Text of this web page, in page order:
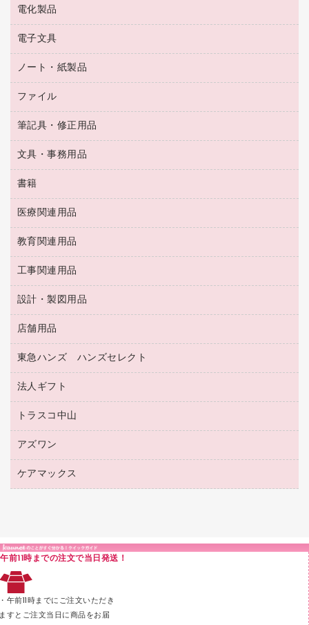
ハンドソープ・石鹸
トイレ用品
トイレ用洗剤
ティッシュペーパー
ダストボックス
タオル・アメニティ用品
スリッパ・サンダル・シューズ
スポーツ・レジャー用品
ゴミ袋
キッチン用品
食品添加物製品
ラミネータ
タイムレコーダー
シュレッダ
ＯＨＰ用品
テレビ・ＡＶ機器
電球・蛍光灯
乾電池・充電池
フィルム・カメラ用品
デスクライト
アルバム
電化製品
掃除機・クリーナー
空調・季節家電
その他電化製品
キッチン・調理家電
ＯＡタップ／延長コード
電子文具
電卓
ラベルテープ
その他電子文具
ノート・紙製品
封筒
伝票
典礼用品
帳簿
額縁
各種用紙
ルーズリーフ
バインダーノート
ファイル
名刺整理用品
板目表紙・綴込表紙
背幅が伸びるファイル
統一伝票用ファイル
収納保存用品
レターファイル
リングファイル
プレゼン用ファイル
フラットファイル
ファイルボックス
パイプ式ファイル
その他ファイル
クリヤーホルダー
クリヤーブック（差替式）
クリヤーブック（固定式）
Ｚ式ファイル
２穴リフィル・２穴インデックス
筆記具・修正用品
万年筆
消しゴム
修正液・修正ペン
修正テープ
鉛筆
マーキングペン（油性）
マーキングペン（水性）
ホワイトボード用マーカー
ボールペン（油性）
ボールペン（ゲルインク）
シャープペンシル用替芯
文具・事務用品
輪ゴム
両面テープ
名札
保管・整理用品
壁面／足元収納
備品／小物ケース
透明テープ 事務用
電話台
接着用品
針なしステープラー
紙めくり
裁断機
印章用品
ラベル類
書籍
パソコンソフト
医療関連用品
保健用品
使い捨て手袋
感染症対策用品
介護用品
医療関連用品
教育関連用品
教育関連用品
工事関連用品
工事関連用品
設計・製図用品
設計・製図用品
店舗用品
店舗運営用品
陳列什器
紙手提げ袋
レジ・ポリ袋
ディスプレイ用品
カウンター／お会計用品
東急ハンズ ハンズセレクト
東急ハンズ
法人ギフト
高島屋
高島屋（食品・飲料）
カウネットギフト（食品・飲料）
トラスコ中山
建築・作業用品
アズワン
医療・介護用品（食品・飲料・食添製品）
ケアマックス
午前11時までの注文で当日発送！
午前11時までにご注文いただき
すとご注文当日に商品をお届